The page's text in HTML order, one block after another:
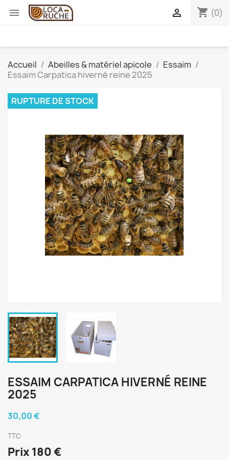
 shopping_cart (0)

Accueil Abeilles & matériel apicole
Essaim
Essaim Carpatica hiverné reine 2025
RUPTURE DE STOCK
ESSAIM CARPATICA HIVERNÉ REINE
2025
30,00 €
TTC
Prix 180 €